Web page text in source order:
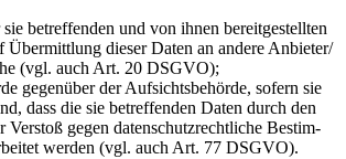
betref­fenden und von ihnen bereit­ge­stellten
Übermittlung dieser Daten an andere Anbieter/​
(vgl. auch Art. 20 DSGVO);
gegenüber der Aufsichts­be­hörde, sofern sie
dass die sie betref­fenden Daten durch den
Verstoß gegen daten­schutz­recht­liche Bestim­
werden (vgl. auch Art. 77 DSGVO).